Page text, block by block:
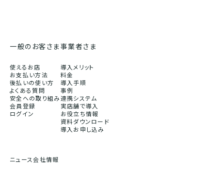
一般のお客さま
使えるお店
お支払い方法
後払いの使い方
よくある質問
安全への取り組み
会員登録
ログイン
事業者さま
導入メリット
料金
導入手順
事例
連携システム
実店舗で導入
お役立ち情報
資料ダウンロード
導入お申し込み
ニュース会社情報